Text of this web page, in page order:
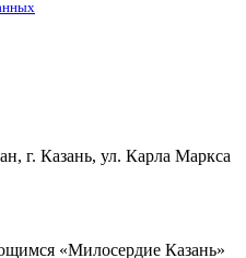
г. Казань, ул. Карла Маркса
«Милосердие Казань»